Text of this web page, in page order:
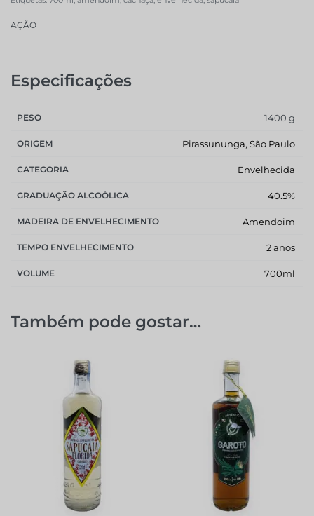
AÇÃO
Especificações
PESO 1400 g
ORIGEM Pirassununga, São Paulo
CATEGORIA Envelhecida
GRADUAÇÃO ALCOÓLICA 40.5%
MADEIRA DE ENVELHECIMENTO Amendoim
TEMPO ENVELHECIMENTO 2 anos
VOLUME 700ml
Também pode gostar…